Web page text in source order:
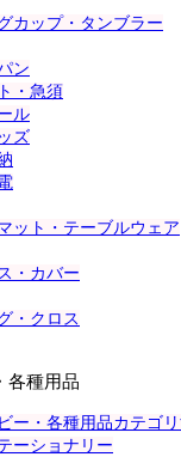
カップ・タンブラー
ン
・急須
ル
ズ
ット・テーブルウェア
・カバー
・クロス
各種用品
ー・各種用品カテゴ
ーショナリー